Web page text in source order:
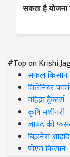
#Top on Krishi
सफल किसान
मिलेनियर
महिंद्रा ट्रैक्टर्स
कृषि मशीनरी
जायद की
बिज़नेस
पीएम किसान